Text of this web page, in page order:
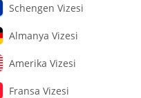
Schengen Vizesi
Almanya Vizesi
Amerika Vizesi
Fransa Vizesi